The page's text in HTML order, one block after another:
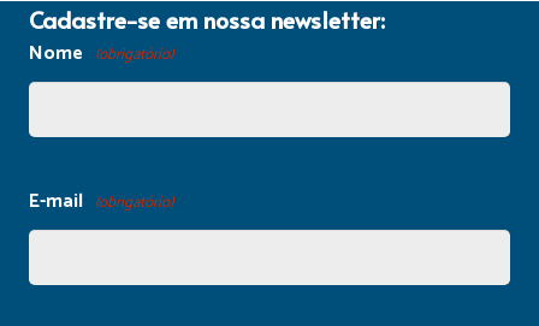
Cadastre-se em nossa newsletter:
Nome (obrigatório)
E-mail (obrigatório)